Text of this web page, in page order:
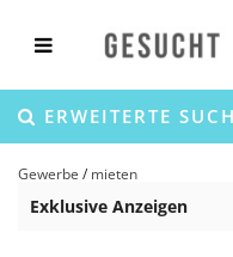
ERWEITERTE
Gewerbe / mieten
Exklusive Anzeigen